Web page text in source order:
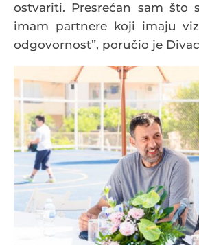
ostvariti. Presrećan sam što
imam partnere koji imaju
odgovornost”, poručio je